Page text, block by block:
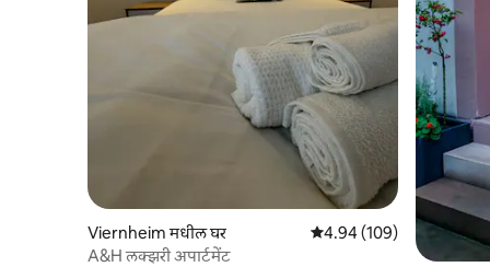
Viernheim मधील घर 5 पैकी 4.94 सरासरी रेटिंग,
4.94 (109)
A&H लक्झरी अपार्टमेंट